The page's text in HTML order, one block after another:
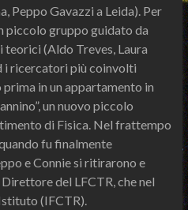
Peppo Gavazzi a Leida). Per
piccolo gruppo guidato da
teorici (Aldo Treves, Laura
i ricercatori più coinvolti
in un appartamento in
un nuovo piccolo
di Fisica. Nel frattempo
fu finalmente
e Connie si ritirarono e
del LFCTR, che nel
(IFCTR).